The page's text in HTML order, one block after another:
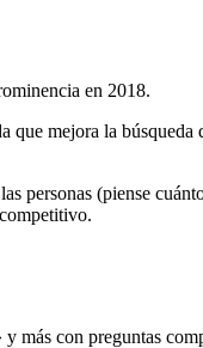
en 2018.
que mejora la búsqueda
personas (piense
más con preguntas